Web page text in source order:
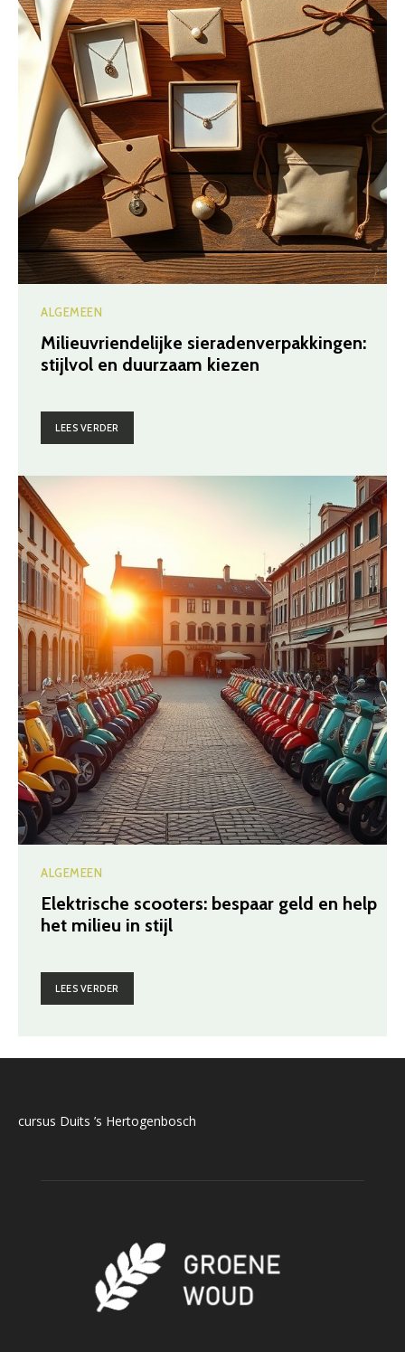
ALGEMEEN
Milieuvriendelijke sieradenverpakkingen:
stijlvol en duurzaam kiezen
LEES VERDER
ALGEMEEN
Elektrische scooters: bespaar geld en help
het milieu in stijl
LEES VERDER
cursus Duits ’s Hertogenbosch